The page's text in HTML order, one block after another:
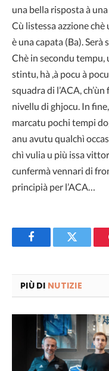
una bella risposta à
Cù listessa azzione chè
è una capata (Ba).
Chè in secondu tempu,
stintu, hà ,à pocu à
squadra di l’ACA,
nivellu di ghjocu. In
marcatu pochi tempi
anu avutu qualchì
chì vulia u più issa
cunfermà vennari di
principià per l’ACA…
FacebookTwitter
PIÙ DI NUTIZIE